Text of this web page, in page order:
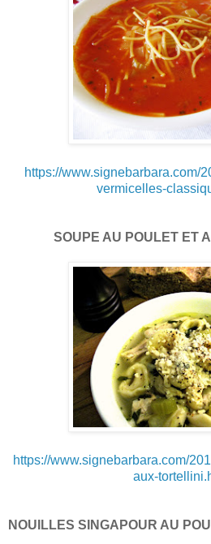
https://www.signebarbara.com/
vermicelles-
SOUPE AU POULET ET
https://www.signebarbara.com/
aux-
NOUILLES SINGAPOUR AU